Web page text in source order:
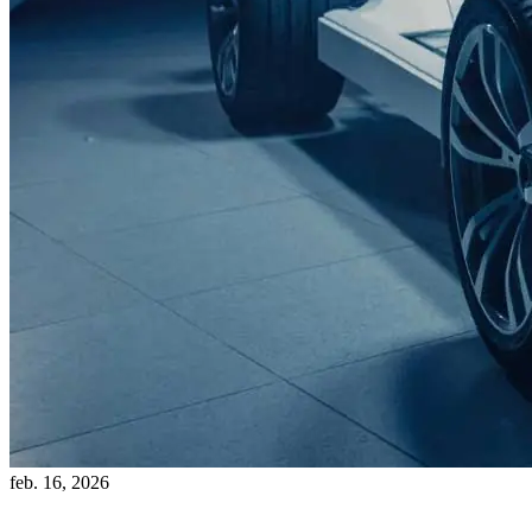
feb. 16, 2026